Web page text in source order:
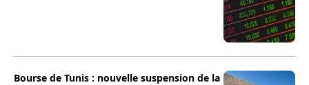
Bourse de Tunis : nouvelle suspension de la